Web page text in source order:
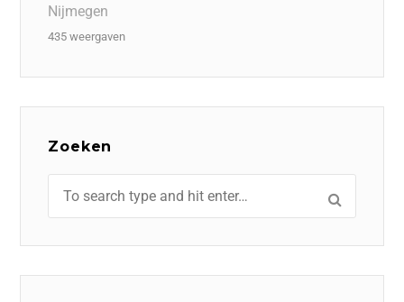
Nijmegen
435 weergaven
Zoeken